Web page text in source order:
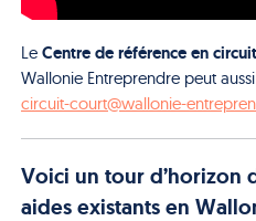
Le Centre de référence en
Wallonie Entreprendre peut
circuit-court@wallonie-
Voici un tour d’horizon
aides existants en